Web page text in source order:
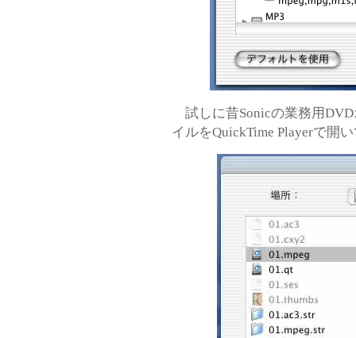
試しに昔Sonicの業務用
イルをQuickTime Playerで開